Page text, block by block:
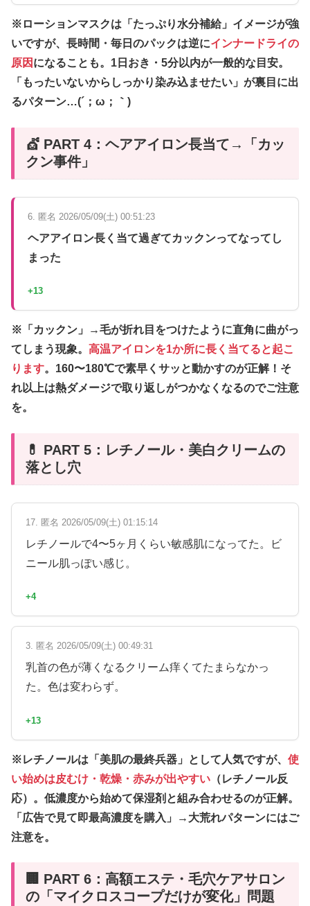
※ローションマスクは「たっぷり水分補給」イメージが強
いですが、長時間・毎日のパックは逆にインナードライの
原因 になることも。1日おき・5分以内が一般的な目安。
「もったいないからしっかり染み込ませたい」が裏目に出
るパターン…(´；ω；｀)
💇 PART 4：ヘアアイロン長当て→「カッ
クン事件」
6. 匿名 2026/05/09(土) 00:51:23
ヘアアイロン長く当て過ぎてカックンってなってし
まった
+13
※「カックン」→毛が折れ目をつけたように直角に曲がっ
てしまう現象。 高温アイロンを1か所に長く当てると起こ
ります。160〜180℃で素早くサッと動かすのが正解！そ
れ以上は熱ダメージで取り返しがつかなくなるのでご注意
を。
💊 PART 5：レチノール・美白クリームの
落とし穴
17. 匿名 2026/05/09(土) 01:15:14
レチノールで4〜5ヶ月くらい敏感肌になってた。ビ
ニール肌っぽい感じ。
+4
3. 匿名 2026/05/09(土) 00:49:31
乳首の色が薄くなるクリーム痒くてたまらなかっ
た。色は変わらず。
+13
※レチノールは「美肌の最終兵器」として人気ですが、 使
い始めは皮むけ・乾燥・赤みが出やすい （レチノール反
応）。低濃度から始めて保湿剤と組み合わせるのが正解。
「広告で見て即最高濃度を購入」→大荒れパターンにはご
注意を。
🏢 PART 6：高額エステ・毛穴ケアサロン
の「マイクロスコープだけが変化」問題